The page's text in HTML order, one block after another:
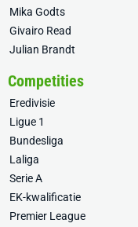
Mika Godts
Givairo Read
Julian Brandt
Competities
Eredivisie
Ligue 1
Bundesliga
Laliga
Serie A
EK-kwalificatie
Premier League